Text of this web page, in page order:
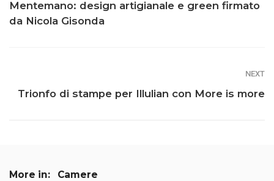
Mentemano: design artigianale e green firmato
da Nicola Gisonda
NEXT
Trionfo di stampe per Illulian con More is more
More in: Camere